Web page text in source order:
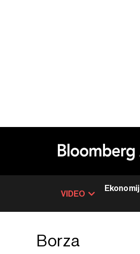
VIDEO
Borza